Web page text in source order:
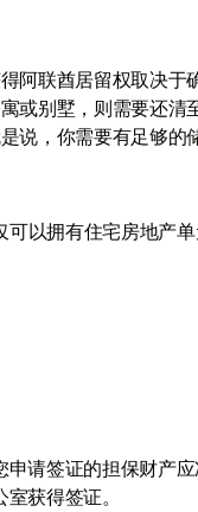
阿联酋居留权取决
或别墅，则需要还
说，你需要有足够的
以拥有住宅房地产
请签证的担保财产
获得签证。